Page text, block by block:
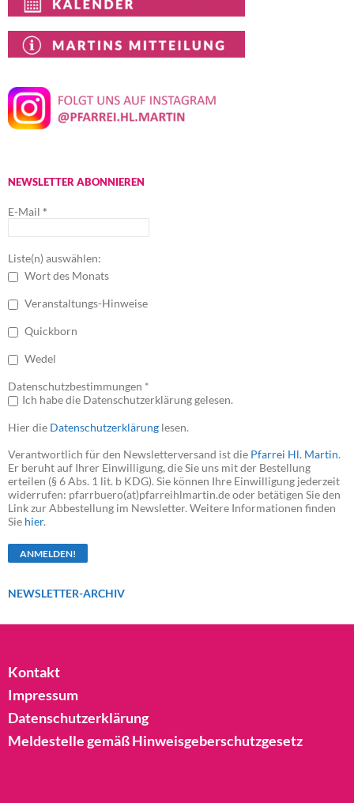
NEWSLETTER ABONNIEREN
E-Mail *
Liste(n) auswählen:
Wort des Monats
Veranstaltungs-Hinweise
Quickborn
Wedel
Datenschutzbestimmungen *
Ich habe die Datenschutzerklärung gelesen.
Hier die Datenschutzerklärung lesen.
Verantwortlich für den Newsletterversand ist die Pfarrei Hl. Martin.
Er beruht auf Ihrer Einwilligung, die Sie uns mit der Bestellung
erteilen (§ 6 Abs. 1 lit. b KDG). Sie können Ihre Einwilligung jederzeit
widerrufen: pfarrbuero(at)pfarreihlmartin.de oder betätigen Sie den
Link zur Abbestellung im Newsletter. Weitere Informationen finden
Sie hier.
NEWSLETTER-ARCHIV
Kontakt
Impressum
Datenschutzerklärung
Meldestelle gemäß Hinweisgeberschutzgesetz